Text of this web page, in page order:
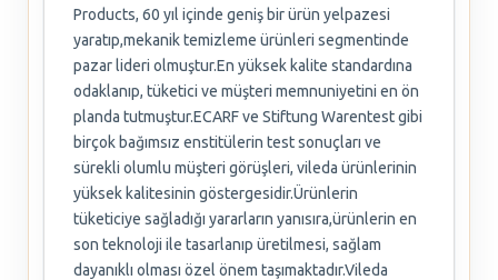
Products, 60 yıl içinde geniş bir ürün yelpazesi
yaratıp,mekanik temizleme ürünleri segmentinde
pazar lideri olmuştur.En yüksek kalite standardına
odaklanıp, tüketici ve müşteri memnuniyetini en ön
planda tutmuştur.ECARF ve Stiftung Warentest gibi
birçok bağımsız enstitülerin test sonuçları ve
sürekli olumlu müşteri görüşleri, vileda ürünlerinin
yüksek kalitesinin göstergesidir.Ürünlerin
tüketiciye sağladığı yararların yanısıra,ürünlerin en
son teknoloji ile tasarlanıp üretilmesi, sağlam
dayanıklı olması özel önem taşımaktadır.Vileda